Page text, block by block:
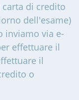
di credito
dell'esame)
inviamo via e-
effettuare il
il
o